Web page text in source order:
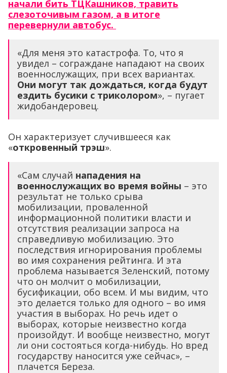
начали бить ТЦКашников, травить
слезоточивым газом, а в итоге
перевернули автобус.
«Для меня это катастрофа. То, что я
увидел – сограждане нападают на своих
военнослужащих, при всех вариантах.
Они могут так дождаться, когда будут
ездить бусики с триколором», – пугает
жидобандеровец.
Он характеризует случившееся как
«откровенный трэш».
«Сам случай нападения на
военнослужащих во время войны – это
результат не только срыва
мобилизации, проваленной
информационной политики власти и
отсутствия реализации запроса на
справедливую мобилизацию. Это
последствия игнорирования проблемы
во имя сохранения рейтинга. И эта
проблема называется Зеленский, потому
что он молчит о мобилизации,
бусификации, обо всем. И мы видим, что
это делается только для одного – во имя
участия в выборах. Но речь идет о
выборах, которые неизвестно когда
произойдут. И вообще неизвестно, могут
ли они состояться когда-нибудь. Но вред
государству наносится уже сейчас», –
плачется Береза.